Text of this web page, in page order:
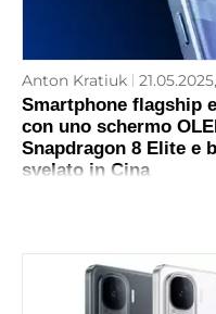
Anton Kratiuk 21.05.2025,
Smartphone flagship
con uno schermo
Snapdragon 8 Elite e
svelato in Cina